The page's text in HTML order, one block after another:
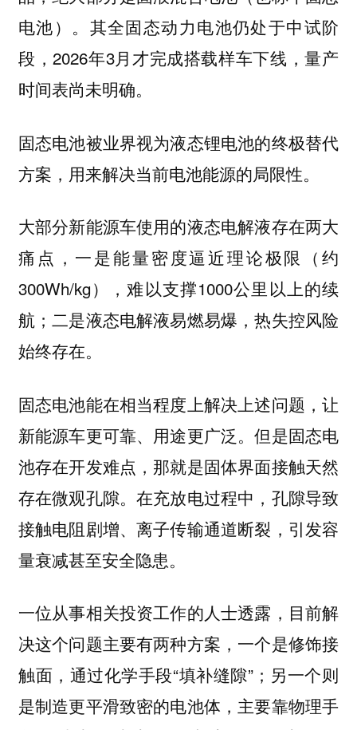
电池）。其全固态动力电池仍处于中试阶
段，2026年3月才完成搭载样车下线，量产
时间表尚未明确。
固态电池被业界视为液态锂电池的终极替代
方案，用来解决当前电池能源的局限性。
大部分新能源车使用的液态电解液存在两大
痛点，一是能量密度逼近理论极限（约
300Wh/kg），难以支撑1000公里以上的续
航；二是液态电解液易燃易爆，热失控风险
始终存在。
固态电池能在相当程度上解决上述问题，让
新能源车更可靠、用途更广泛。但是固态电
池存在开发难点，那就是固体界面接触天然
存在微观孔隙。在充放电过程中，孔隙导致
接触电阻剧增、离子传输通道断裂，引发容
量衰减甚至安全隐患。
一位从事相关投资工作的人士透露，目前解
决这个问题主要有两种方案，一个是修饰接
触面，通过化学手段“填补缝隙”；另一个则
是制造更平滑致密的电池体，主要靠物理手